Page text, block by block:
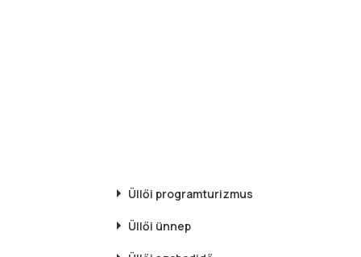
Üllői programturizmus
Üllői ünnep